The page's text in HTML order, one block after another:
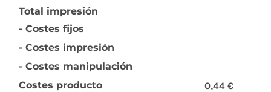
Total impresión
- Costes fijos
- Costes impresión
- Costes manipulación
Costes producto
0,44 €